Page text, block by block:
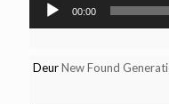
00:00
DeurNew Found